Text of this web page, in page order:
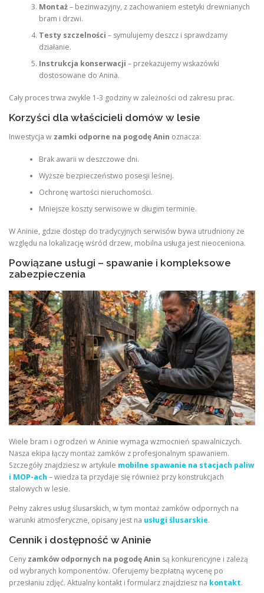
Montaż– bezinwazyjny, z zachowaniem estetyki drewnianych
bram i drzwi.
Testy szczelności – symulujemy deszcz i sprawdzamy
działanie.
Instrukcja konserwacji – przekazujemy wskazówki
dostosowane do Anina.
Cały proces trwa zwykle 1-3 godziny w zależności od zakresu prac.
Korzyści dla właścicieli domów w lesie
Inwestycja w zamki odporne na pogodę Anin oznacza:
Brak awarii w deszczowe dni.
Wyższe bezpieczeństwo posesji leśnej.
Ochronę wartości nieruchomości.
Mniejsze koszty serwisowe w długim terminie.
W Aninie, gdzie dostęp do tradycyjnych serwisów bywa utrudniony ze
względu na lokalizację wśród drzew, mobilna usługa jest nieoceniona.
Powiązane usługi – spawanie i kompleksowe
zabezpieczenia
Wiele bram i ogrodzeń w Aninie wymaga wzmocnień spawalniczych.
Nasza ekipa łączy montaż zamków z profesjonalnym spawaniem.
Szczegóły znajdziesz w artykule mobilne spawanie na stacjach paliw
i MOP-ach – wiedza ta przydaje się również przy konstrukcjach
stalowych w lesie.
Pełny zakres usług ślusarskich, w tym montaż zamków odpornych na
warunki atmosferyczne, opisany jest na usługi ślusarskie.
Cennik i dostępność w Aninie
Ceny zamków odpornych na pogodę Anin są konkurencyjne i zależą
od wybranych komponentów. Oferujemy bezpłatną wycenę po
przesłaniu zdjęć. Aktualny kontakt i formularz znajdziesz na kontakt.